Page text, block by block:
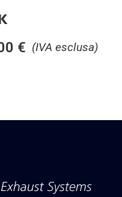
(IVA esclusa)
€